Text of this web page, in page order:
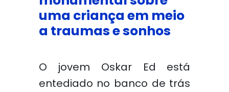
uma criança em meio
a traumas e sonhos
O jovem Oskar Ed está
entediado no banco de trás